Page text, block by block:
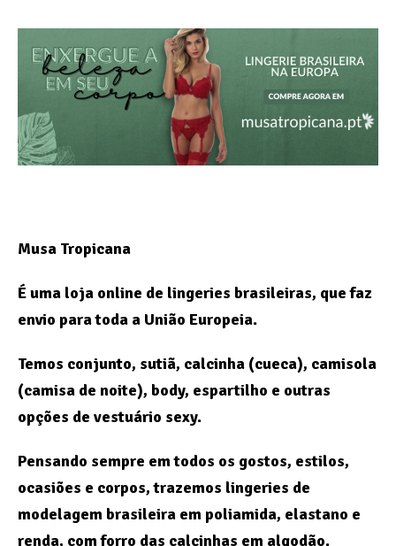
Musa Tropicana
É uma loja online de lingeries brasileiras, que faz
envio para toda a União Europeia.
Temos conjunto, sutiã, calcinha (cueca), camisola
(camisa de noite), body, espartilho e outras
opções de vestuário sexy.
Pensando sempre em todos os gostos, estilos,
ocasiões e corpos, trazemos lingeries de
modelagem brasileira em poliamida, elastano e
renda, com forro das calcinhas em algodão.